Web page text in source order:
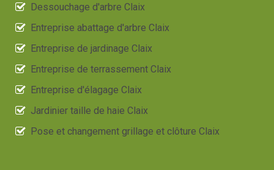
Dessouchage d'arbre Claix
Entreprise abattage d'arbre Claix
Entreprise de jardinage Claix
Entreprise de terrassement Claix
Entreprise d'élagage Claix
Jardinier taille de haie Claix
Pose et changement grillage et clôture Claix